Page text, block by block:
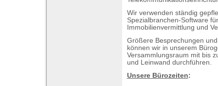
Wir verwenden ständig
Spezialbranchen-Software
Immobilienvermittlung und
Größere Besprechungen
können wir in unserem
Versammlungsraum mit bis
und Leinwand durchführen.
Unsere Bürozeiten: